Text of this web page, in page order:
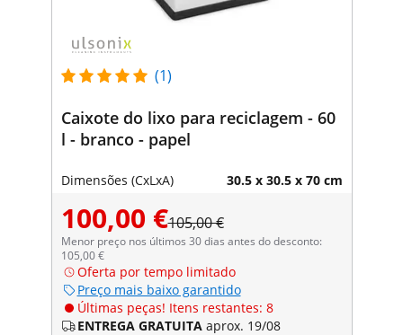
(1)
Caixote do lixo para reciclagem - 60
l - branco - papel
Dimensões (CxLxA) 30.5 x 30.5 x 70 cm
100,00 €105,00 €
Menor preço nos últimos 30 dias antes do desconto:
105,00 €
Oferta por tempo limitado
Preço mais baixo garantido
Últimas peças! Itens restantes: 8
ENTREGA GRATUITA aprox. 19/08